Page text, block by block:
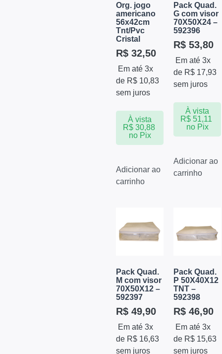
Org. jogo
americano
56x42cm
Tnt/Pvc
Cristal
R$ 32,50
Em até 3x
de R$ 10,83
sem juros
À vista
R$30,88
no Pix
Adicionar ao
carrinho
Pack Quad.
G com visor
70X50X24 –
592396
R$ 53,80
Em até 3x
de R$ 17,93
sem juros
À vista
R$ 51,11
no Pix
Adicionar ao
carrinho
Pack Quad.
M com visor
70X50X12 –
592397
R$ 49,90
Em até 3x
de R$ 16,63
sem juros
Pack Quad.
P 50X40X12
TNT –
592398
R$ 46,90
Em até 3x
de R$ 15,63
sem juros